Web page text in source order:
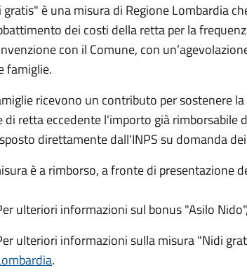
gratis" è una misura di Regione Lombardia
dei costi della retta per la
con il Comune, con
famiglie.
ricevono un contributo per sostenere
di retta eccedente l'importo già rimborsabile
direttamente dall'INPS su domanda
è a rimborso, a fronte di presentazione
ulteriori informazioni sul bonus "Asilo
ulteriori informazioni sulla misura "Nidi
.